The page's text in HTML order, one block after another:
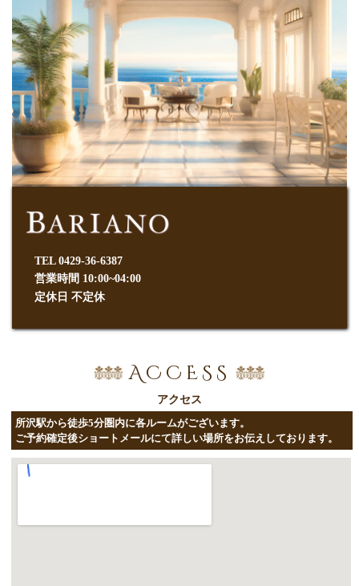
TEL 0429-36-6387
営業時間 10:00~04:00
定休日 不定休
ACCESS
アクセス
所沢駅から徒歩5分圏内に各ルームがございます。
ご予約確定後ショートメールにて詳しい場所をお伝えしております。